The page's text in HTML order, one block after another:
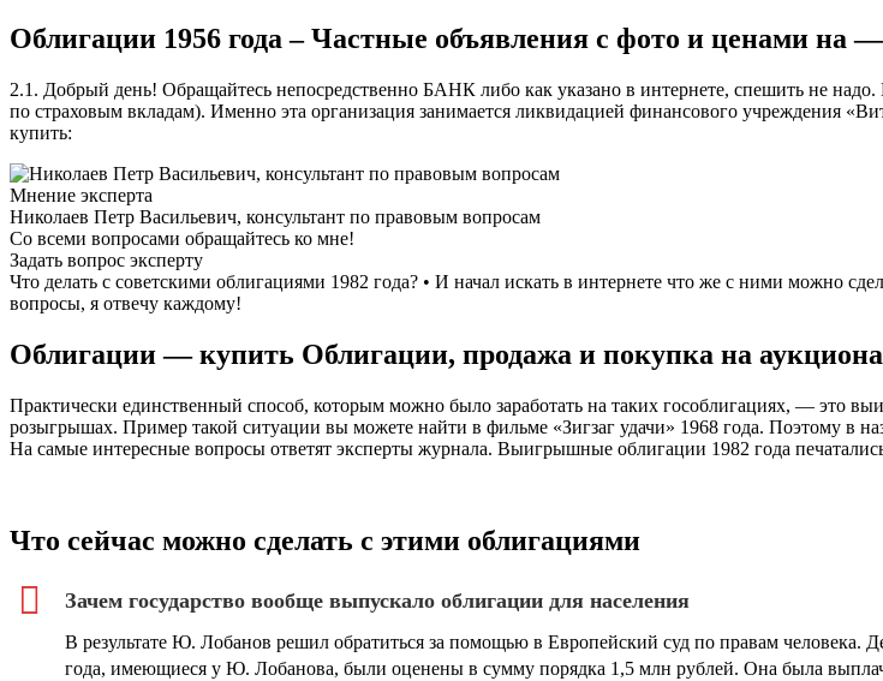
Облигации 1956 года – Частные объявления с фото и ценами на
2.1. Добрый день! Обращайтесь непосредственно БАНК либо как указано в интернете, спешить не
по страховым вкладам). Именно эта организация занимается ликвидацией финансового учреждения
купить:
Мнение эксперта
Николаев Петр Васильевич, консультант по правовым вопросам
Со всеми вопросами обращайтесь ко мне!
Задать вопрос эксперту
Что делать с советскими облигациями 1982 года? • И начал искать в интернете что же с ними можно
вопросы, я отвечу каждому!
Облигации — купить Облигации, продажа и покупка на
Практически единственный способ, которым можно было заработать на таких гособлигациях, — это
розыгрышах. Пример такой ситуации вы можете найти в фильме «Зигзаг удачи» 1968 года. Поэтому в
На самые интересные вопросы ответят эксперты журнала. Выигрышные облигации 1982 года
Что сейчас можно сделать с этими облигациями
Зачем государство вообще выпускало облигации для населения
В результате Ю. Лобанов решил обратиться за помощью в Европейский суд по правам человека.
года, имеющиеся у Ю. Лобанова, были оценены в сумму порядка 1,5 млн рублей. Она была